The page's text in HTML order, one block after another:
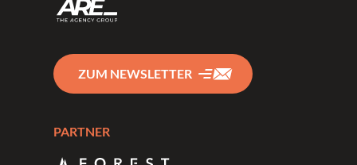
ZUM NEWSLETTER
PARTNER